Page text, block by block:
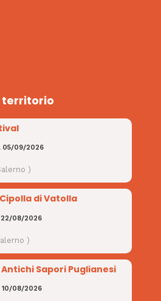
territorio
05/09/2026
)
di Vatolla
22/08/2026
)
Sapori Puglianesi
10/08/2026